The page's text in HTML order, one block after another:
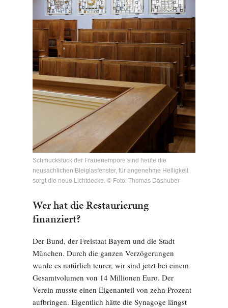
Schmuckstück der Frauenempore sind heute die
neusachlichen Bleiglasfenster, für angenehme Helligkeit
sorgt die neue Lichtdecke. © Foto: Thomas Dashuber
Wer hat die Restaurierung
finanziert?
Der Bund, der Freistaat Bayern und die Stadt
München. Durch die ganzen Verzögerungen
wurde es natürlich teurer, wir sind jetzt bei einem
Gesamtvolumen von 14 Millionen Euro. Der
Verein musste einen Eigenanteil von zehn Prozent
aufbringen. Eigentlich hätte die Synagoge längst